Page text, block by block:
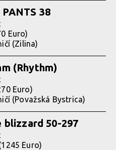
38
Euro)
(Zilina)
(Rhythm)
Euro)
(Považská Bystrica)
blizzard 50-297
Euro)